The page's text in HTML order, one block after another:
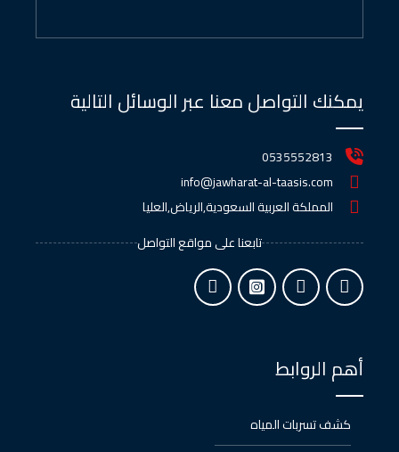
يمكنك التواصل معنا عبر الوسائل التالية
0535552813
info@jawharat-al-taasis.com
المملكة العربية السعودية,الرياض,العليا
تابعنا على مواقع التواصل
أهم الروابط
كشف تسربات المياه